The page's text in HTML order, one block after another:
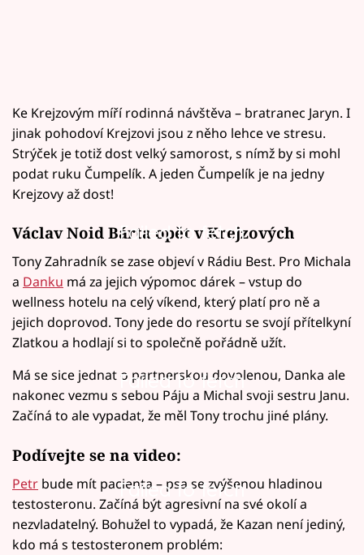
Ke Krejzovým míří rodinná návštěva – bratranec Jaryn. I
jinak pohodoví Krejzovi jsou z něho lehce ve stresu.
Strýček je totiž dost velký samorost, s nímž by si mohl
podat ruku Čumpelík. A jeden Čumpelík je na jedny
Krejzovy až dost!
Failed to fetch
Václav Noid Bárta opět v Krejzových
Tony Zahradník se zase objeví v Rádiu Best. Pro Michala
a Danku má za jejich výpomoc dárek – vstup do
wellness hotelu na celý víkend, který platí pro ně a
jejich doprovod. Tony jede do resortu se svojí přítelkyní
Zlatkou a hodlají si to společně pořádně užít.
Failed to fetch
Má se sice jednat o partnerskou dovolenou, Danka ale
nakonec vezmu s sebou Páju a Michal svoji sestru Janu.
Začíná to ale vypadat, že měl Tony trochu jiné plány.
Podívejte se na video:
Failed to fetch
Petr bude mít pacienta – psa se zvýšenou hladinou
testosteronu. Začíná být agresivní na své okolí a
nezvladatelný. Bohužel to vypadá, že Kazan není jediný,
kdo má s testosteronem problém: